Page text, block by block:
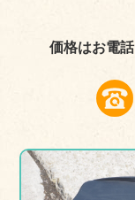
価格はお電